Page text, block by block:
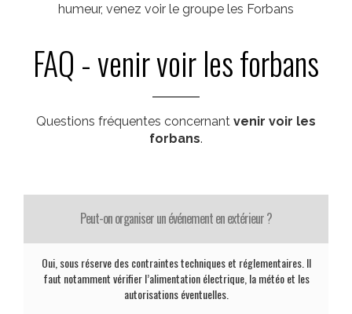
humeur, venez voir le groupe les Forbans
FAQ - venir voir les forbans
Questions fréquentes concernant venir voir les
forbans.
Peut-on organiser un événement en extérieur ?
Oui, sous réserve des contraintes techniques et réglementaires. Il
faut notamment vérifier l’alimentation électrique, la météo et les
autorisations éventuelles.